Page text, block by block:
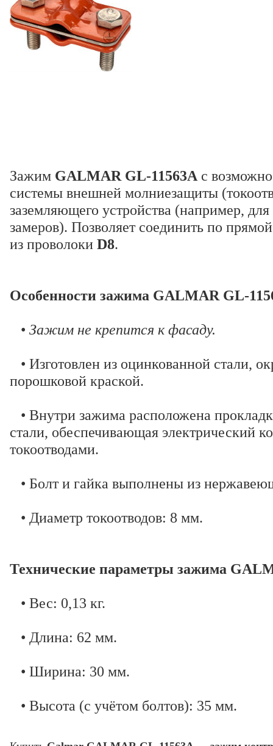
Зажим GALMAR GL-11563A с
системы внешней молниезащиты
заземляющего устройства (например,
замеров). Позволяет соединить по
из проволоки D8.
Особенности зажима GALMAR GL-
• Зажим не крепится к фасаду.
• Изготовлен из оцинкованной стали,
порошковой краской.
• Внутри зажима расположена
стали, обеспечивающая электрический
токоотводами.
• Болт и гайка выполнены из
• Диаметр токоотводов: 8 мм.
Технические параметры зажима
• Вес: 0,13 кг.
• Длина: 62 мм.
• Ширина: 30 мм.
• Высота (с учётом болтов): 35 мм.